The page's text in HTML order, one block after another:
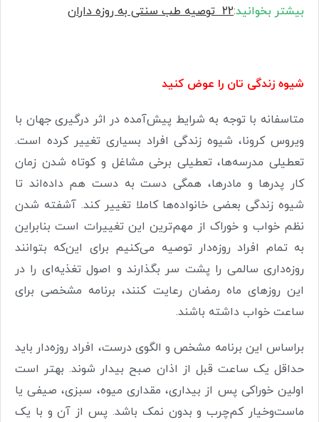
بیشتر بخوانید:
22 توصیه طب سنتی به روزه داران
شیوه زندگی تان را عوض کنید
متاسفانه با توجه به شرایط پیش‌آمده در اثر درگیری جهان با
ویروس کرونا، شیوه زندگی افراد بسیاری تغییر کرده است.
تعطیلی مدرسه‌ها، تعطیلی برخی مشاغل و کوتاه شدن زمان
کار پدرها و مادرها، همگی دست به دست هم داده‌اند تا
شیوه زندگی بعضی خانواده‌ها کاملا تغییر کند. آشفته شدن
نظم خواب و خوراک از مهم‌ترین این تغییرات است بنابراین
به تمام افراد روزه‌دار توصیه می‌کنیم برای این‌که بتوانند
روزه‌داری سالمی را پشت سر بگذارند و اصول تغذیه‌ای را در
این روزهای ماه رمضان رعایت کنند، برنامه مشخصی برای
ساعت خواب داشته باشند.
براساس این برنامه مشخص و الگوی درست، افراد روزه‌دار باید
حداقل یک ساعت قبل از اذان صبح بیدار شوند. بهتر است
اولین خوراکی پس از بیداری، مقداری میوه، سبزی، صیفی یا
ماست‌وخیار کم‌چرب و بدون نمک باشد. پس از آن و با یک